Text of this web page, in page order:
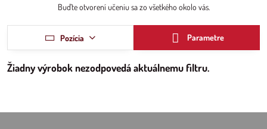
Buďte otvorení učeniu sa zo všetkého okolo vás.
Pozícia Parametre